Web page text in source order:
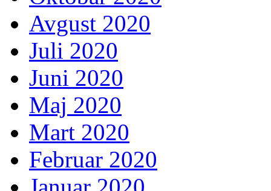
Avgust 2020
Juli 2020
Juni 2020
Maj 2020
Mart 2020
Februar 2020